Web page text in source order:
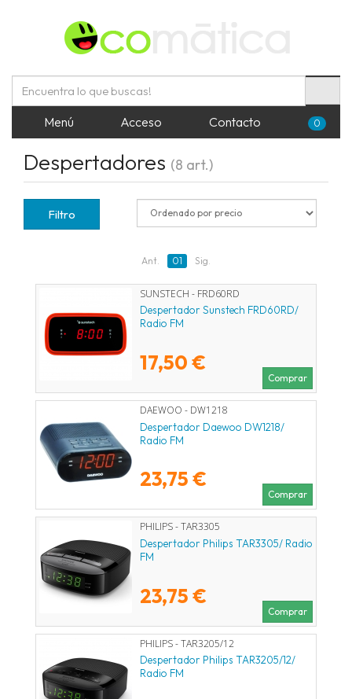
Menú Acceso Contacto 0
Despertadores (8 art.)
Filtro
Ant. 01 Sig.
SUNSTECH - FRD60RD
Despertador Sunstech FRD60RD/
Radio FM
17,50 €
Comprar
DAEWOO - DW1218
Despertador Daewoo DW1218/
Radio FM
23,75 €
Comprar
PHILIPS - TAR3305
Despertador Philips TAR3305/ Radio
FM
23,75 €
Comprar
PHILIPS - TAR3205/12
Despertador Philips TAR3205/12/
Radio FM